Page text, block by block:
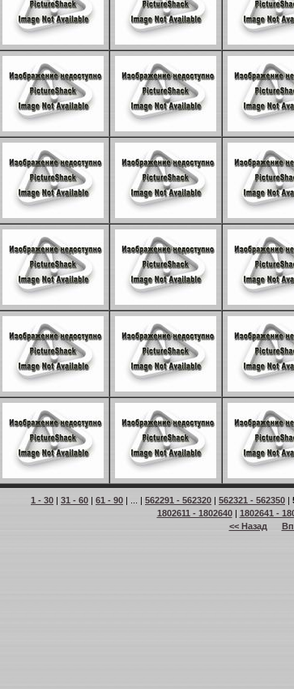
1 - 30 | 31 - 60 | 61 - 90 | ... | 562291 - 562320 | 562321 - 562350 |
1802611 - 1802640| 1802641 -
<< Назад